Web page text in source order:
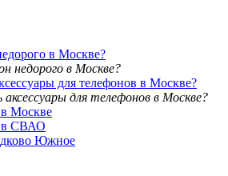
в Москве?
для телефонов в Москве?
Москве
в СВАО
Южное